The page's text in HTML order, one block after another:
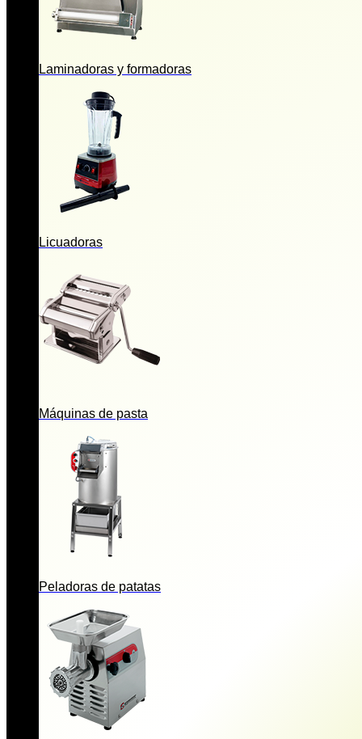
Laminadoras y formadoras
Licuadoras
Máquinas de pasta
Peladoras de patatas